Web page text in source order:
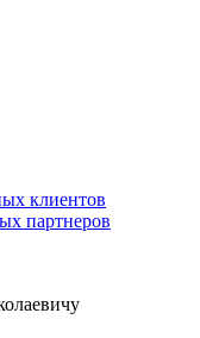
клиентов
партнеров